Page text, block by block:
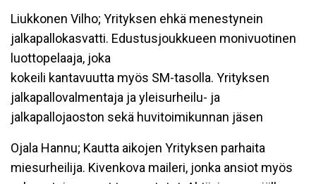
Liukkonen Vilho; Yrityksen ehkä menestynein
jalkapallokasvatti. Edustusjoukkueen monivuotinen
luottopelaaja, joka
kokeili kantavuutta myös SM-tasolla. Yrityksen
jalkapallovalmentaja ja yleisurheilu- ja
jalkapallojaoston sekä huvitoimikunnan jäsen
Ojala Hannu; Kautta aikojen Yrityksen parhaita
miesurheilija. Kivenkova maileri, jonka ansiot myös